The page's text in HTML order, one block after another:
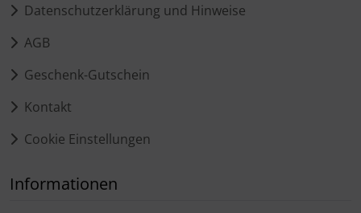
Datenschutzerklärung und Hinweise
AGB
Geschenk-Gutschein
Kontakt
Cookie Einstellungen
Informationen